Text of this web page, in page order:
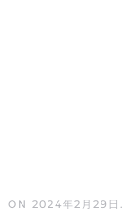
ON 2024年2月29日 .